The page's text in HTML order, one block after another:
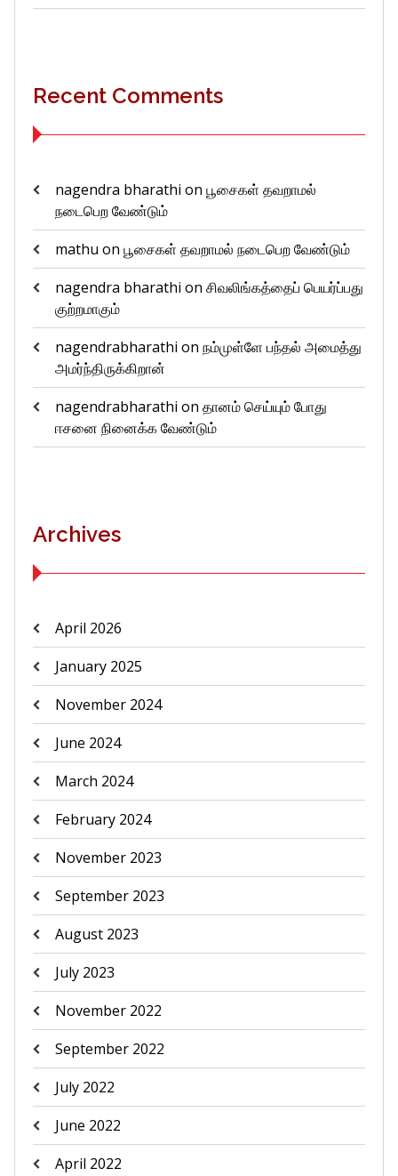
Recent Comments
nagendra bharathi on பூசைகள் தவறாமல்
நடைபெற வேண்டும்
mathu on பூசைகள் தவறாமல் நடைபெற வேண்டும்
nagendra bharathi on சிவலிங்கத்தைப் பெயர்ப்பது
குற்றமாகும்
nagendrabharathi on நம்முள்ளே பந்தல் அமைத்து
அமர்ந்திருக்கிறான்
nagendrabharathi on தானம் செய்யும் போது
ஈசனை நினைக்க வேண்டும்
Archives
April 2026
January 2025
November 2024
June 2024
March 2024
February 2024
November 2023
September 2023
August 2023
July 2023
November 2022
September 2022
July 2022
June 2022
April 2022